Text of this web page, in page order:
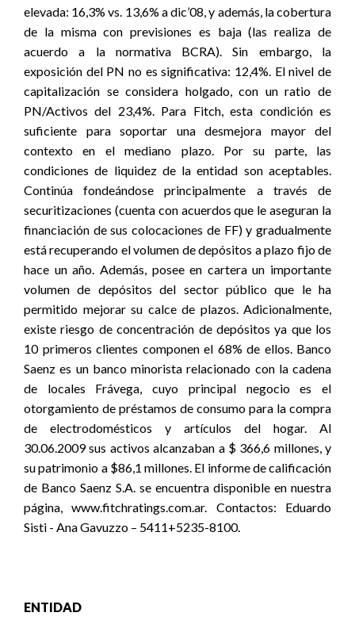
elevada: 16,3% vs. 13,6% a dic’08, y además, la cobertura
de la misma con previsiones es baja (las realiza de
acuerdo a la normativa BCRA). Sin embargo, la
exposición del PN no es significativa: 12,4%. El nivel de
capitalización se considera holgado, con un ratio de
PN/Activos del 23,4%. Para Fitch, esta condición es
suficiente para soportar una desmejora mayor del
contexto en el mediano plazo. Por su parte, las
condiciones de liquidez de la entidad son aceptables.
Continúa fondeándose principalmente a través de
securitizaciones (cuenta con acuerdos que le aseguran la
financiación de sus colocaciones de FF) y gradualmente
está recuperando el volumen de depósitos a plazo fijo de
hace un año. Además, posee en cartera un importante
volumen de depósitos del sector público que le ha
permitido mejorar su calce de plazos. Adicionalmente,
existe riesgo de concentración de depósitos ya que los
10 primeros clientes componen el 68% de ellos. Banco
Saenz es un banco minorista relacionado con la cadena
de locales Frávega, cuyo principal negocio es el
otorgamiento de préstamos de consumo para la compra
de electrodomésticos y artículos del hogar. Al
30.06.2009 sus activos alcanzaban a $ 366,6 millones, y
su patrimonio a $86,1 millones. El informe de calificación
de Banco Saenz S.A. se encuentra disponible en nuestra
página, www.fitchratings.com.ar. Contactos: Eduardo
Sisti - Ana Gavuzzo – 5411+5235-8100.
ENTIDAD